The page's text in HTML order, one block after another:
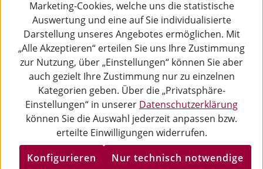
Marketing-Cookies, welche uns die statistische
Auswertung und eine auf Sie individualisierte
Darstellung unseres Angebotes ermöglichen. Mit
„Alle Akzeptieren“ erteilen Sie uns Ihre Zustimmung
zur Nutzung, über „Einstellungen“ können Sie aber
auch gezielt Ihre Zustimmung nur zu einzelnen
Kategorien geben. Über die „Privatsphäre-
Einstellungen“ in unserer Datenschutzerklärung
können Sie die Auswahl jederzeit anpassen bzw.
erteilte Einwilligungen widerrufen.
Nur technisch notwendige
Konfigurieren